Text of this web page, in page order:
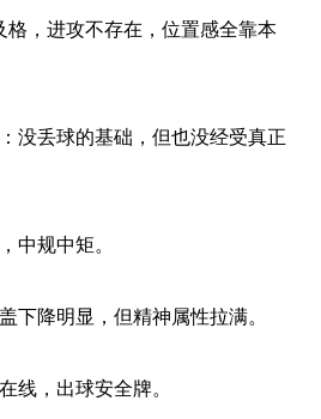
格，进攻不存在，位置感全靠本
没丢球的基础，但也没经受真正
中规中矩。
下降明显，但精神属性拉满。
线，出球安全牌。